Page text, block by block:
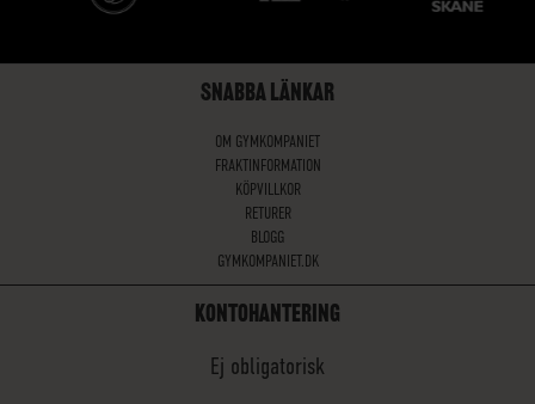
SNABBA LÄNKAR
OM GYMKOMPANIET
FRAKTINFORMATION
KÖPVILLKOR
RETURER
BLOGG
GYMKOMPANIET.DK
KONTOHANTERING
Ej obligatorisk